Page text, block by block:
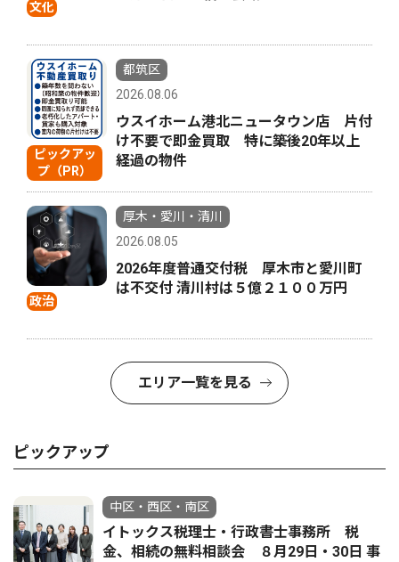
文化
ピックアッ
プ（PR）
都筑区
2026.08.06
ウスイホーム港北ニュータウン店 片付
け不要で即金買取 特に築後20年以上
経過の物件
政治
厚木・愛川・清川
2026.08.05
2026年度普通交付税 厚木市と愛川町
は不交付 清川村は５億２１００万円
エリア一覧を見る
ピックアップ
中区・西区・南区
イトックス税理士・行政書士事務所 税
金、相続の無料相談会 ８月29日・30日 事